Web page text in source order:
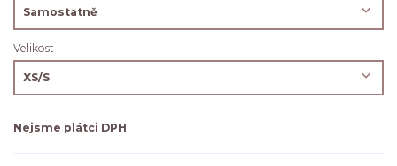
Velikost
Nejsme plátci DPH